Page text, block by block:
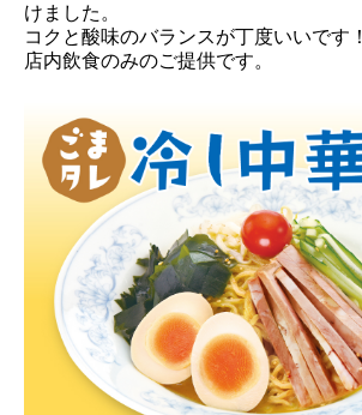
けました。
コクと酸味のバランスが丁度いいです！
店内飲食のみのご提供です。